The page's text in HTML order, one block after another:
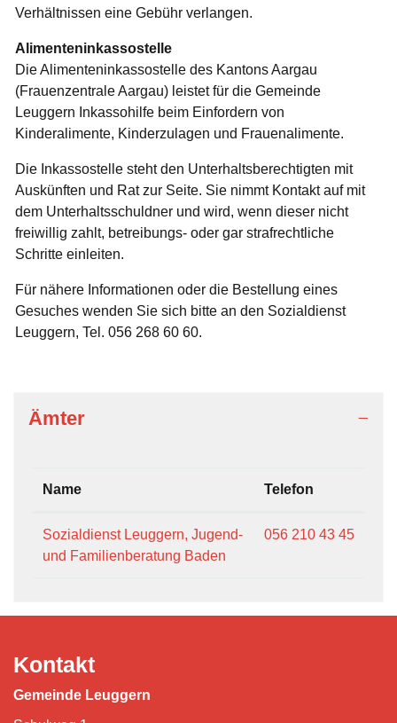
Verhältnissen eine Gebühr verlangen.
Alimenteninkassostelle
Die Alimenteninkassostelle des Kantons Aargau
(Frauenzentrale Aargau) leistet für die Gemeinde
Leuggern Inkassohilfe beim Einfordern von
Kinderalimente, Kinderzulagen und Frauenalimente.
Die Inkassostelle steht den Unterhaltsberechtigten mit
Auskünften und Rat zur Seite. Sie nimmt Kontakt auf mit
dem Unterhaltsschuldner und wird, wenn dieser nicht
freiwillig zahlt, betreibungs- oder gar strafrechtliche
Schritte einleiten.
Für nähere Informationen oder die Bestellung eines
Gesuches wenden Sie sich bitte an den Sozialdienst
Leuggern, Tel. 056 268 60 60.
Ämter
Name Telefon
Sozialdienst Leuggern, Jugend-
und Familienberatung Baden
056 210 43 45
Kontakt
Gemeinde Leuggern